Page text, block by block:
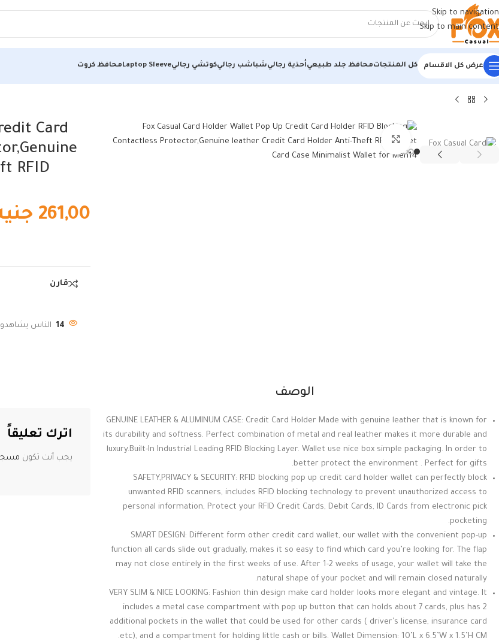
Skip to navigation
Skip to main content
عرض كل الاقسام كل المنتجاتمحافظ جلد طبيعيأحذية رجاليشباشب رجاليكوتشي رجاليLaptop Sleeveمحافظ كروت
الرئيسية/منتجات جلد طبيعي
اضغط للتكبير
Card
RFID…
261,00
قارن
14 الناس
الوصف
GENUINE LEATHER & ALUMINUM CASE: Credit Card Holder Made with genuine leather that is known for
its durability and softness. Perfect combination of metal and real leather makes it more durable and
luxury.Built-In Industrial Leading RFID Blocking Layer. Wallet use nice box simple packaging. In order to
better protect the environment . Perfect for gifts.
SAFETY,PRIVACY & SECURITY: RFID blocking pop up credit card holder wallet can perfectly block
unwanted RFID scanners, includes RFID blocking technology to prevent unauthorized access to
personal information, Protect your RFID Credit Cards, Debit Cards, ID Cards from electronic pick
pocketing.
SMART DESIGN: Different form other credit card wallet, our wallet with the convenient pop-up
function all cards slide out gradually, makes it so easy to find which card you’re looking for. The flap
may not close entirely in the first weeks of use. After 1-2 weeks of usage, your wallet will take the
natural shape of your pocket and will remain closed naturally.
VERY SLIM & NICE LOOKING: Fashion thin design make card holder looks more elegant and vintage. It
includes a metal case compartment with pop up button that can holds about 7 cards, plus has 2
additional pockets in the wallet that could be used for other cards ( driver’s license, insurance card
etc), and a compartment for holding little cash or bills. Wallet Dimension: 10’L x 6.5’W x 1.5’H CM.
اترك تعليقاً
يجب أنت تكون